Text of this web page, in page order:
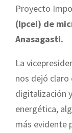
Proyecto
(Ipcei) de
Anasagasti.
La
nos dejó claro
digitalización
energética,
más evidente